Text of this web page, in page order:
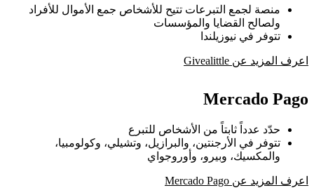
منصة لجمع التبرعات تتيح للأشخاص جمع الأموال للأفراد
ولصالح القضايا والمؤسسات
تتوفر في نيوزيلندا
اعرف المزيد عن Givealittle
Mercado Pago
حدّد عدداً ثابتاً من الأشخاص للتبرع
تتوفر في الأرجنتين، والبرازيل، وتشيلي، وكولومبيا،
والمكسيك، وبيرو، وأوروجواي
اعرف المزيد عن Mercado Pago